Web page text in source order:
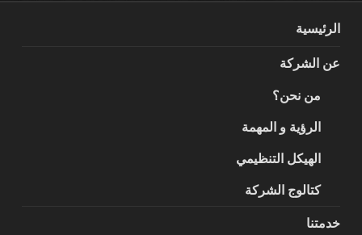
الرئيسية
عن الشركة
من نحن؟
الرؤية و المهمة
الهيكل التنظيمي
كتالوج الشركة
خدمتنا